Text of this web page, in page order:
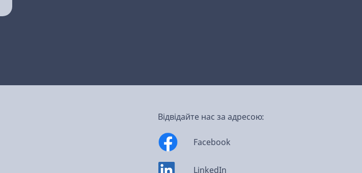
Відвідайте нас за адресою:
Facebook
LinkedIn